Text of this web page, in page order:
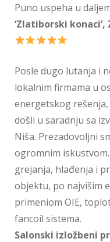
Puno uspeha u
‘Zlatiborski
Posle dugo lutanja i
lokalnim firmama u
energetskog
došli u saradnju sa
Niša. Prezadovoljni
ogromnim
grejanja, hlađenja i
objektu, po najvišim
primeniom OIE,
fancoil sistema.
Salonski izložbeni